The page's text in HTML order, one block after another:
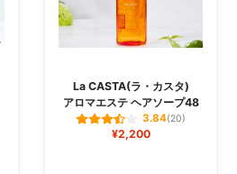
La CASTA(ラ・カスタ)
アロマエステ ヘアソープ48
3.84(20)
¥2,200